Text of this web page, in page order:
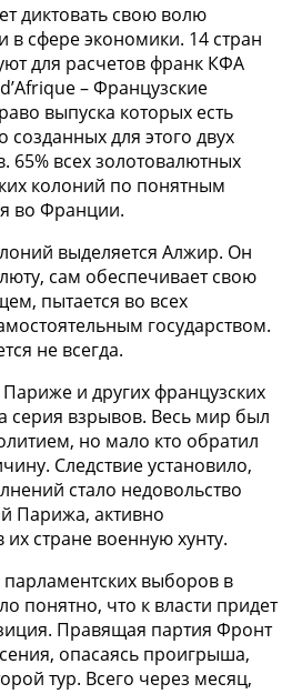
диктовать свою волю
сфере экономики. 14 стран
для расчетов франк КФА
– Французские
выпуска которых есть
созданных для этого двух
65% всех золотовалютных
колоний по понятным
во Франции.
выделяется Алжир. Он
сам обеспечивает свою
пытается во всех
государством.
не всегда.
и других французских
серия взрывов. Весь мир был
но мало кто обратил
Следствие установило,
стало недовольство
Парижа, активно
стране военную хунту.
выборов в
понятно, что к власти придет
Правящая партия Фронт
опасаясь проигрыша,
тур. Всего через месяц,